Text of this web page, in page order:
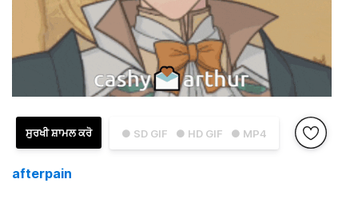
● SD GIF ● HD GIF ● MP4
ਸੁਰਖੀ ਸ਼ਾਮਲ ਕਰੋ
afterpain